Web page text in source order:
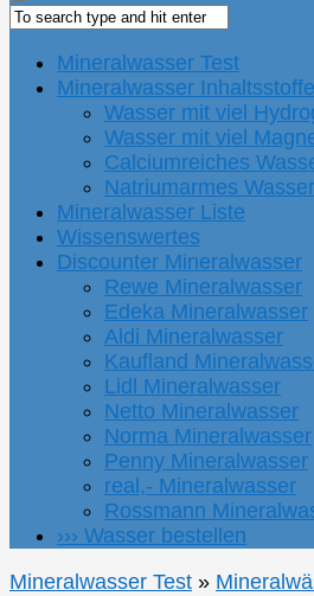
Mineralwasser Test
Mineralwasser Inhaltsstoffe
Wasser mit viel
Wasser mit viel
Calciumreiches
Natriumarmes Wasser
Mineralwasser Liste
Wissenswertes
Discounter Mineralwasser
Rewe Mineralwasser
Edeka Mineralwasser
Aldi Mineralwasser
Kaufland
Lidl Mineralwasser
Netto Mineralwasser
Norma Mineralwasser
Penny Mineralwasser
real,- Mineralwasser
Rossmann
››› Wasser bestellen
Mineralwasser Test »